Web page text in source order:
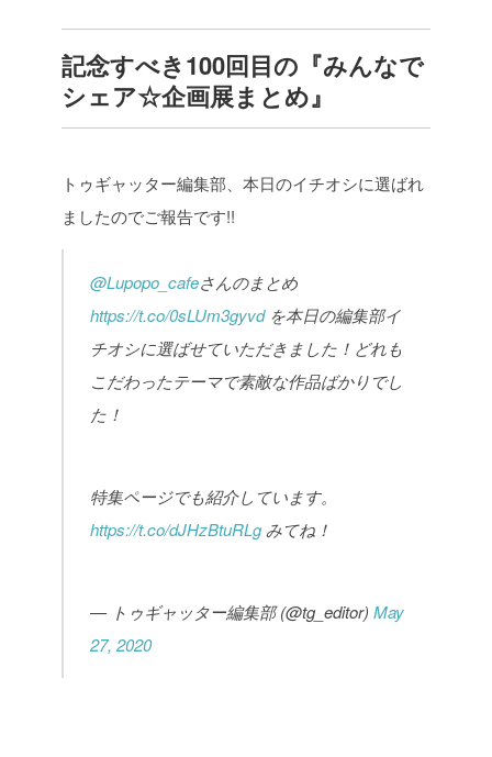
記念すべき100回目の『みんなで
シェア☆企画展まとめ』
トゥギャッター編集部、本日のイチオシに選ばれ
ましたのでご報告です!!
@Lupopo_cafeさんのまとめ
https://t.co/0sLUm3gyvdを本日の編集部イ
チオシに選ばせていただきました！どれも
こだわったテーマで素敵な作品ばかりでし
た！
特集ページでも紹介しています。
https://t.co/dJHzBtuRLgみてね！
— トゥギャッター編集部 (@tg_editor) May
27, 2020